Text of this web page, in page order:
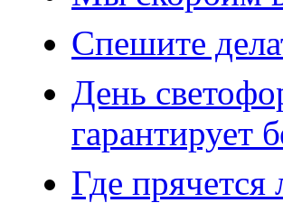
Спешите
День
гарантирует
Где прячется